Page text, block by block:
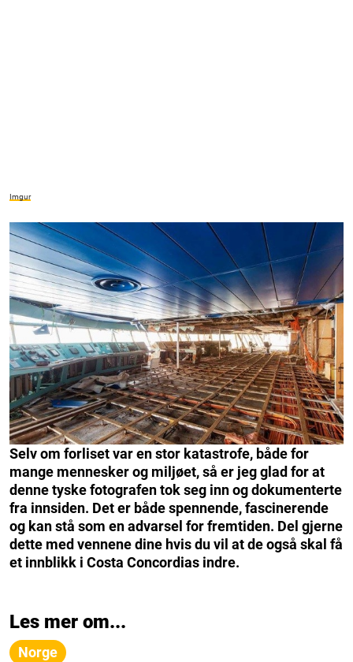
Imgur
Selv om forliset var en stor katastrofe, både for
mange mennesker og miljøet, så er jeg glad for at
denne tyske fotografen tok seg inn og dokumenterte
fra innsiden. Det er både spennende, fascinerende
og kan stå som en advarsel for fremtiden. Del gjerne
dette med vennene dine hvis du vil at de også skal få
et innblikk i Costa Concordias indre.
Les mer om...
Norge